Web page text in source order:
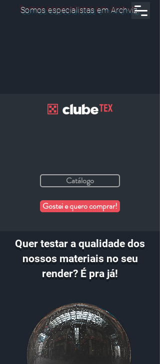
Somos especialistas em Archviz.
Catálogo
Gostei e quero comprar!
Quer testar a qualidade dos
nossos materiais no seu
render? É pra já!